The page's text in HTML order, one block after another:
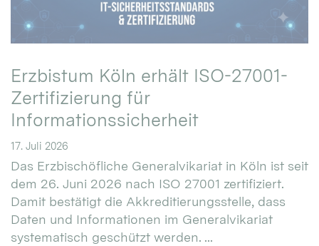
Erzbistum Köln erhält ISO-27001-
Zertifizierung für
Informationssicherheit
17. Juli 2026
Das Erzbischöfliche Generalvikariat in Köln ist seit
dem 26. Juni 2026 nach ISO 27001 zertifiziert.
Damit bestätigt die Akkreditierungsstelle, dass
Daten und Informationen im Generalvikariat
systematisch geschützt werden. ...